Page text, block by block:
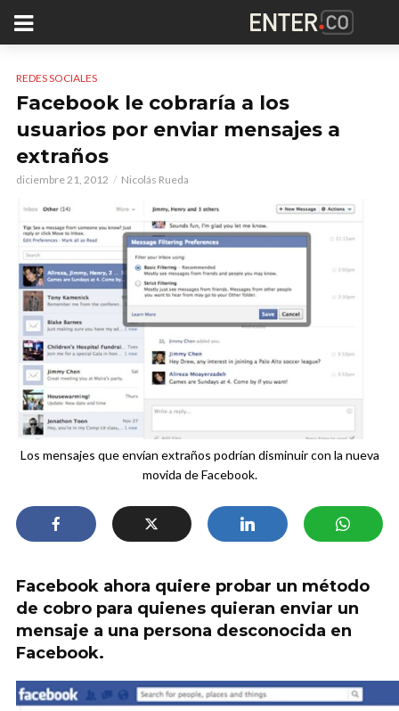
REDES SOCIALES
Facebook le cobraría a los
usuarios por enviar mensajes a
extraños
diciembre 21, 2012 Nicolás Rueda
Los mensajes que envían extraños podrían disminuir con la nueva
movida de Facebook.
Facebook ahora quiere probar un método
de cobro para quienes quieran enviar un
mensaje a una persona desconocida en
Facebook.